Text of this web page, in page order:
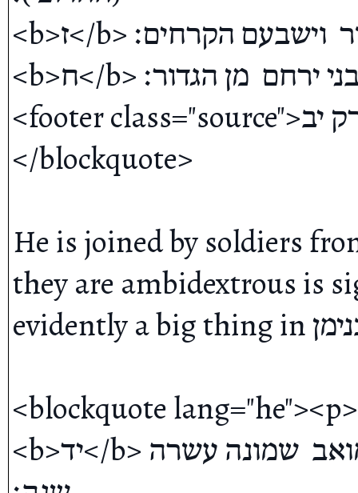
<b>ז</b> אלקנה וישיהו ועזראל ויועזר  וישבעם הקרחים׃
<b>ח</b> ויועאלה וזבדיה בני ירחם  מן הגדור׃ </p>
<footer class="source">דברי הימים א פרק יב</footer>
</blockquote>
He is joined by soldiers
they are ambidextrous is
evidently a big thing in בנימן:
<blockquote lang="he"><p>
<b>יד</b> ויעבדו בני ישראל את עגלון מלך מואב  שמונה עשרה